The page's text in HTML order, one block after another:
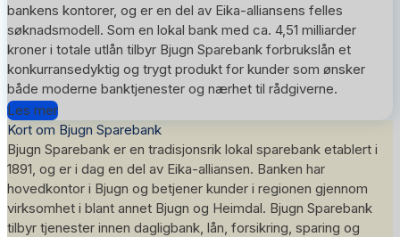
bankens kontorer, og er en del av Eika-alliansens felles
søknadsmodell. Som en lokal bank med ca. 4,51 milliarder
kroner i totale utlån tilbyr Bjugn Sparebank forbrukslån et
konkurransedyktig og trygt produkt for kunder som ønsker
både moderne banktjenester og nærhet til rådgiverne.
Les mer
Kort om Bjugn Sparebank
Bjugn Sparebank er en tradisjonsrik lokal sparebank etablert i
1891, og er i dag en del av Eika-alliansen. Banken har
hovedkontor i Bjugn og betjener kunder i regionen gjennom
virksomhet i blant annet Bjugn og Heimdal. Bjugn Sparebank
tilbyr tjenester innen dagligbank, lån, forsikring, sparing og